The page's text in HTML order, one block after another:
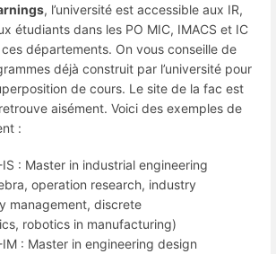
, l’université est accessible aux IR,
étudiants dans les PO MIC, IMACS et IC
départements. On vous conseille de
déjà construit par l’université pour
de cours. Le site de la fac est
aisément. Voici des exemples de
:
: Master in industrial engineering
operation research, industry
management, discrete
robotics in manufacturing)
: Master in engineering design